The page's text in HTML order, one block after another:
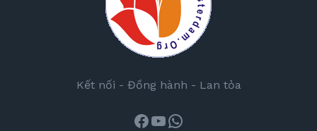
Kết nối - Đồng hành - Lan tỏa
Facebook
Youtube
WhatsApp